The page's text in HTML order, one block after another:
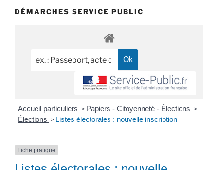
DÉMARCHES SERVICE PUBLIC
Accueil particuliers > Papiers - Citoyenneté - Élections >
Élections > Listes électorales : nouvelle inscription
Fiche pratique